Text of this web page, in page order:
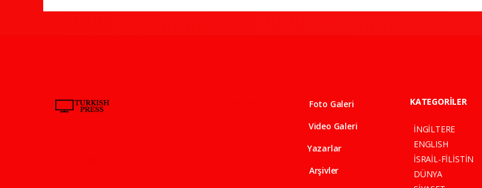
Foto Galeri
Video Galeri
Yazarlar
Arşivler
KATEGORİLER
İNGİLTERE
ENGLISH
İSRAİL-FİLİSTİN
DÜNYA